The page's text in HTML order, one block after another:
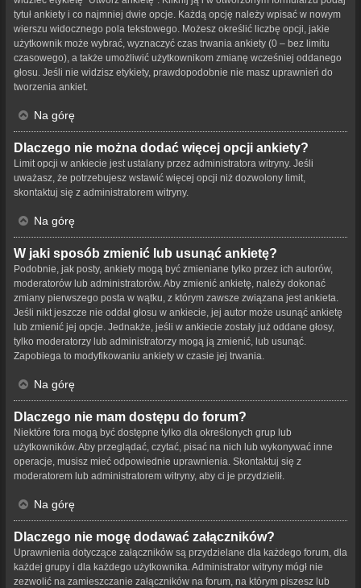
tytuł ankiety i co najmniej dwie opcje. Każdą opcję należy wpisać w nowym
wierszu widocznego pola tekstowego. Możesz określić liczbę opcji, jakie
użytkownik może wybrać, wyznaczyć czas trwania ankiety (0 – bez limitu
czasowego), a także umożliwić użytkownikom zmianę wcześniej oddanego
głosu. Jeśli nie widzisz etykiety, prawdopodobnie nie masz uprawnień do
tworzenia ankiet.
Na górę
Dlaczego nie można dodać więcej opcji ankiety?
Limit opcji w ankiecie jest ustalany przez administratora witryny. Jeśli
uważasz, że potrzebujesz wstawić więcej opcji niż dozwolony limit,
skontaktuj się z administratorem witryny.
Na górę
W jaki sposób zmienić lub usunąć ankietę?
Podobnie, jak posty, ankiety mogą być zmieniane tylko przez ich autorów,
moderatorów lub administratorów. Aby zmienić ankietę, należy dokonać
zmiany pierwszego posta w wątku, z którym zawsze związana jest ankieta.
Jeśli nikt jeszcze nie oddał głosu w ankiecie, jej autor może usunąć ankietę
lub zmienić jej opcje. Jednakże, jeśli w ankiecie zostały już oddane głosy,
tylko moderatorzy lub administratorzy mogą ją zmienić, lub usunąć.
Zapobiega to modyfikowaniu ankiety w czasie jej trwania.
Na górę
Dlaczego nie mam dostępu do forum?
Niektóre fora mogą być dostępne tylko dla określonych grup lub
użytkowników. Aby przeglądać, czytać, pisać na nich lub wykonywać inne
operacje, musisz mieć odpowiednie uprawnienia. Skontaktuj się z
moderatorem lub administratorem witryny, aby ci je przydzielił.
Na górę
Dlaczego nie mogę dodawać załączników?
Uprawnienia dotyczące załączników są przydzielane dla każdego forum, dla
każdej grupy i dla każdego użytkownika. Administrator witryny mógł nie
zezwolić na zamieszczanie załączników na forum, na którym piszesz lub